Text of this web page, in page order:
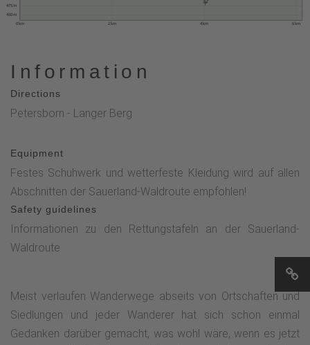
0 km 2 km 4 km 6 km
450 m
475 m
Information
Directions
Petersborn - Langer Berg
Equipment
Festes Schuhwerk und wetterfeste Kleidung wird auf allen
Abschnitten der Sauerland-Waldroute empfohlen!
Safety guidelines
Informationen zu den Rettungstafeln an der Sauerland-
Waldroute
Meist verlaufen Wanderwege abseits von Ortschaften und
Siedlungen und jeder Wanderer hat sich schon einmal
Gedanken darüber gemacht, was wohl wäre, wenn es jetzt